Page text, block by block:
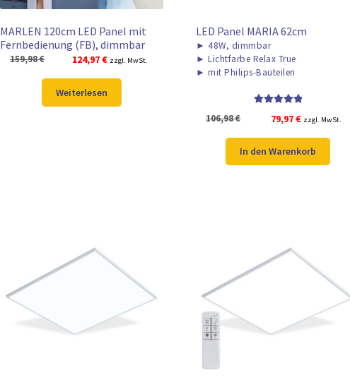
MARLEN 120cm LED Panel mit
Fernbedienung (FB), dimmbar
159,98€
Ursprünglicher
war:
159,98 €
124,97€Aktueller
124,97 €.
zzgl. MwSt.
Weiterlesen
LED Panel MARIA 62cm
► 48W, dimmbar
► Lichtfarbe Relax True
► mit Philips-Bauteilen
5.00 von 5
106,98€
Ursprünglicher
war:
106,98 €
79,97€Aktueller
ist:
79,97 €.
zzgl. MwSt.
In den Warenkorb